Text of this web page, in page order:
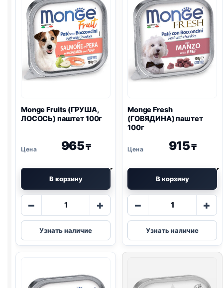
Monge Fruits (ГРУША,
ЛОСОСЬ) паштет 100г
965₸
В корзину
−
Количество
Monge
Fruits
(ГРУША,
100г
+
Узнать наличие
Monge Fresh
(ГОВЯДИНА) паштет
100г
915₸
В корзину
−
Количество
Monge
Fresh
(ГОВЯДИНА)
+
Узнать наличие